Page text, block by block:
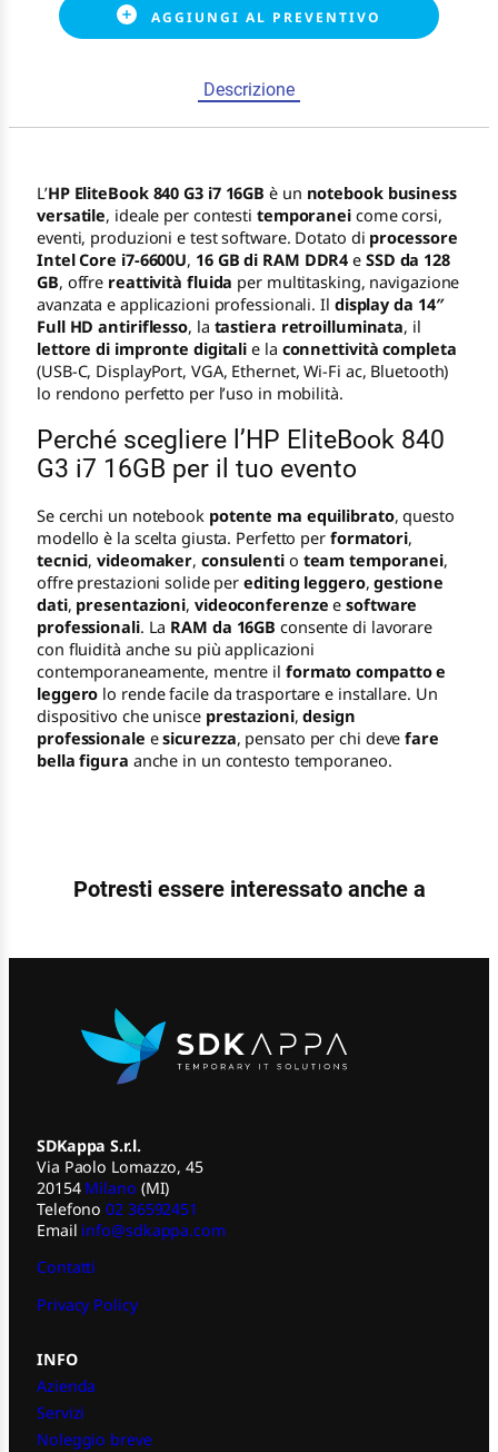
AGGIUNGI AL PREVENTIVO
Descrizione
L’HP EliteBook 840 G3 i7 16GB è un notebook business
versatile, ideale per contesti temporaneicome corsi,
eventi, produzioni e test software. Dotato di processore
Intel Core i7-6600U, 16 GB di RAM DDR4 e SSD da 128
GB, offre reattività fluida per multitasking, navigazione
avanzata e applicazioni professionali. Il display da 14″
Full HD antiriflesso, la tastiera retroilluminata, il
lettore di impronte digitali e la connettività completa
(USB-C, DisplayPort, VGA, Ethernet, Wi-Fi ac, Bluetooth)
lo rendono perfetto per l’uso in mobilità.
Perché scegliere l’HP EliteBook 840
G3 i7 16GB per il tuo evento
Se cerchi un notebook potente ma equilibrato, questo
modello è la scelta giusta. Perfetto per formatori,
tecnici,videomaker, consulentio team temporanei,
offre prestazioni solide perediting leggero,gestione
dati, presentazioni, videoconferenze esoftware
professionali. La RAM da 16GB consente di lavorare
con fluidità anche su più applicazioni
contemporaneamente, mentre il formato compatto e
leggero lo rende facile da trasportare e installare. Un
dispositivo che unisce prestazioni,design
professionale esicurezza, pensato per chi devefare
bella figura anche in un contesto temporaneo.
Potresti essere interessato anche a
SDKappa S.r.l.
Via Paolo Lomazzo, 45
20154 Milano (MI)
Telefono02 36592451
Email info@sdkappa.com
Contatti
Privacy Policy
INFO
Azienda
Servizi
Noleggio breve